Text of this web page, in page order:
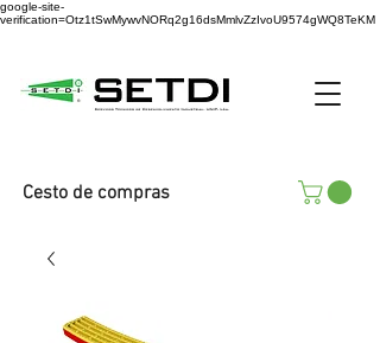
google-site-
verification=Otz1tSwMywvNORq2g16dsMmlvZzIvoU9574gWQ8TeKM
Cesto de compras